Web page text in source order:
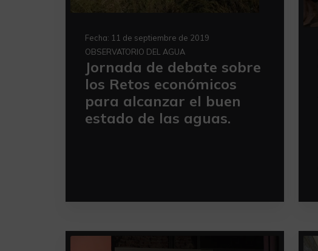
Fecha: 11 de septiembre de 2019
OBSERVATORIO DEL AGUA
Jornada de debate sobre
los Retos económicos
para alcanzar el buen
estado de las aguas.